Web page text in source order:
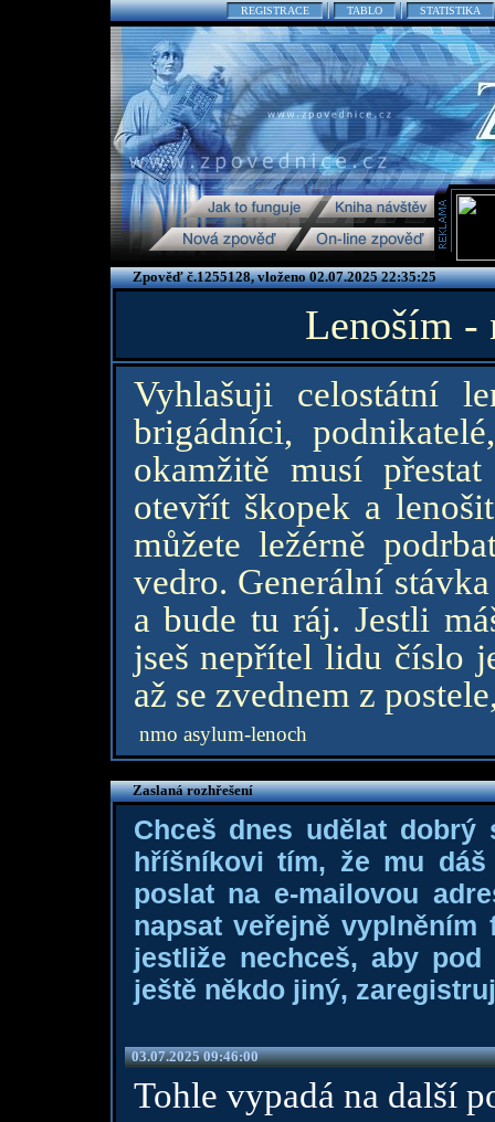
REGISTRACE TABLO STATISTIKA
Zpověď č.1255128, vloženo 02.07.2025 22:35:25
Lenoším -
Vyhlašuji celostátní
brigádníci,
okamžitě musí
otevřít škopek a
můžete ležérně
vedro. Generální
a bude tu ráj. Jestli
jseš nepřítel lidu číslo
až se zvednem z
nmo asylum-lenoch
Zaslaná rozhřešení
Chceš dnes udělat dobrý
hříšníkovi tím, že mu
poslat na e-mailovou
napsat veřejně
jestliže nechceš, aby
ještě někdo jiný,
03.07.2025 09:46:00
Tohle vypadá na další